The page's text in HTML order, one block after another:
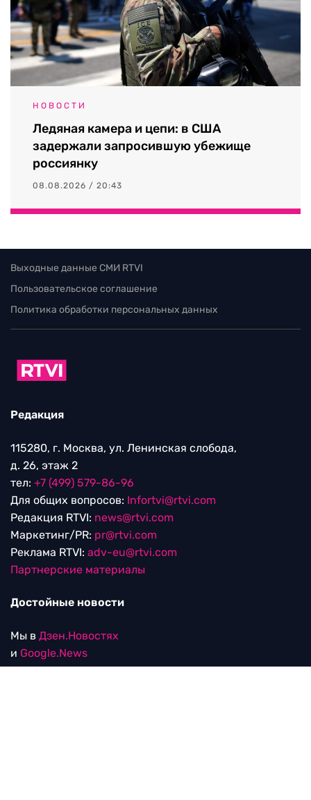
НОВОСТИ
Ледяная камера и цепи: в США
задержали запросившую убежище
россиянку
08.08.2026 / 20:43
Выходные данные СМИ RTVI
Пользовательское соглашение
Политика обработки персональных данных
Редакция
115280, г. Москва, ул. Ленинская слобода,
д. 26, этаж 2
тел: +7 (499) 579-86-96
Для общих вопросов: Infortvi@rtvi.com
Редакция RTVI: news@rtvi.com
Маркетинг/PR: pr@rtvi.com
Реклама RTVI: adv-eu@rtvi.com
Партнерские материалы
Достойные новости
Мы в Дзен.Новостях
и Google.News